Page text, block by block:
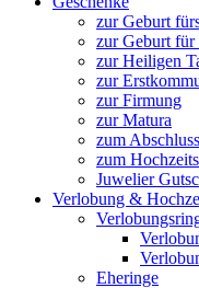
zur Geburt
zur Geburt für
zur Heiligen
zur
zur Firmung
zur Matura
zum Abschluss
zum
Juwelier
Verlobung &
Eheringe